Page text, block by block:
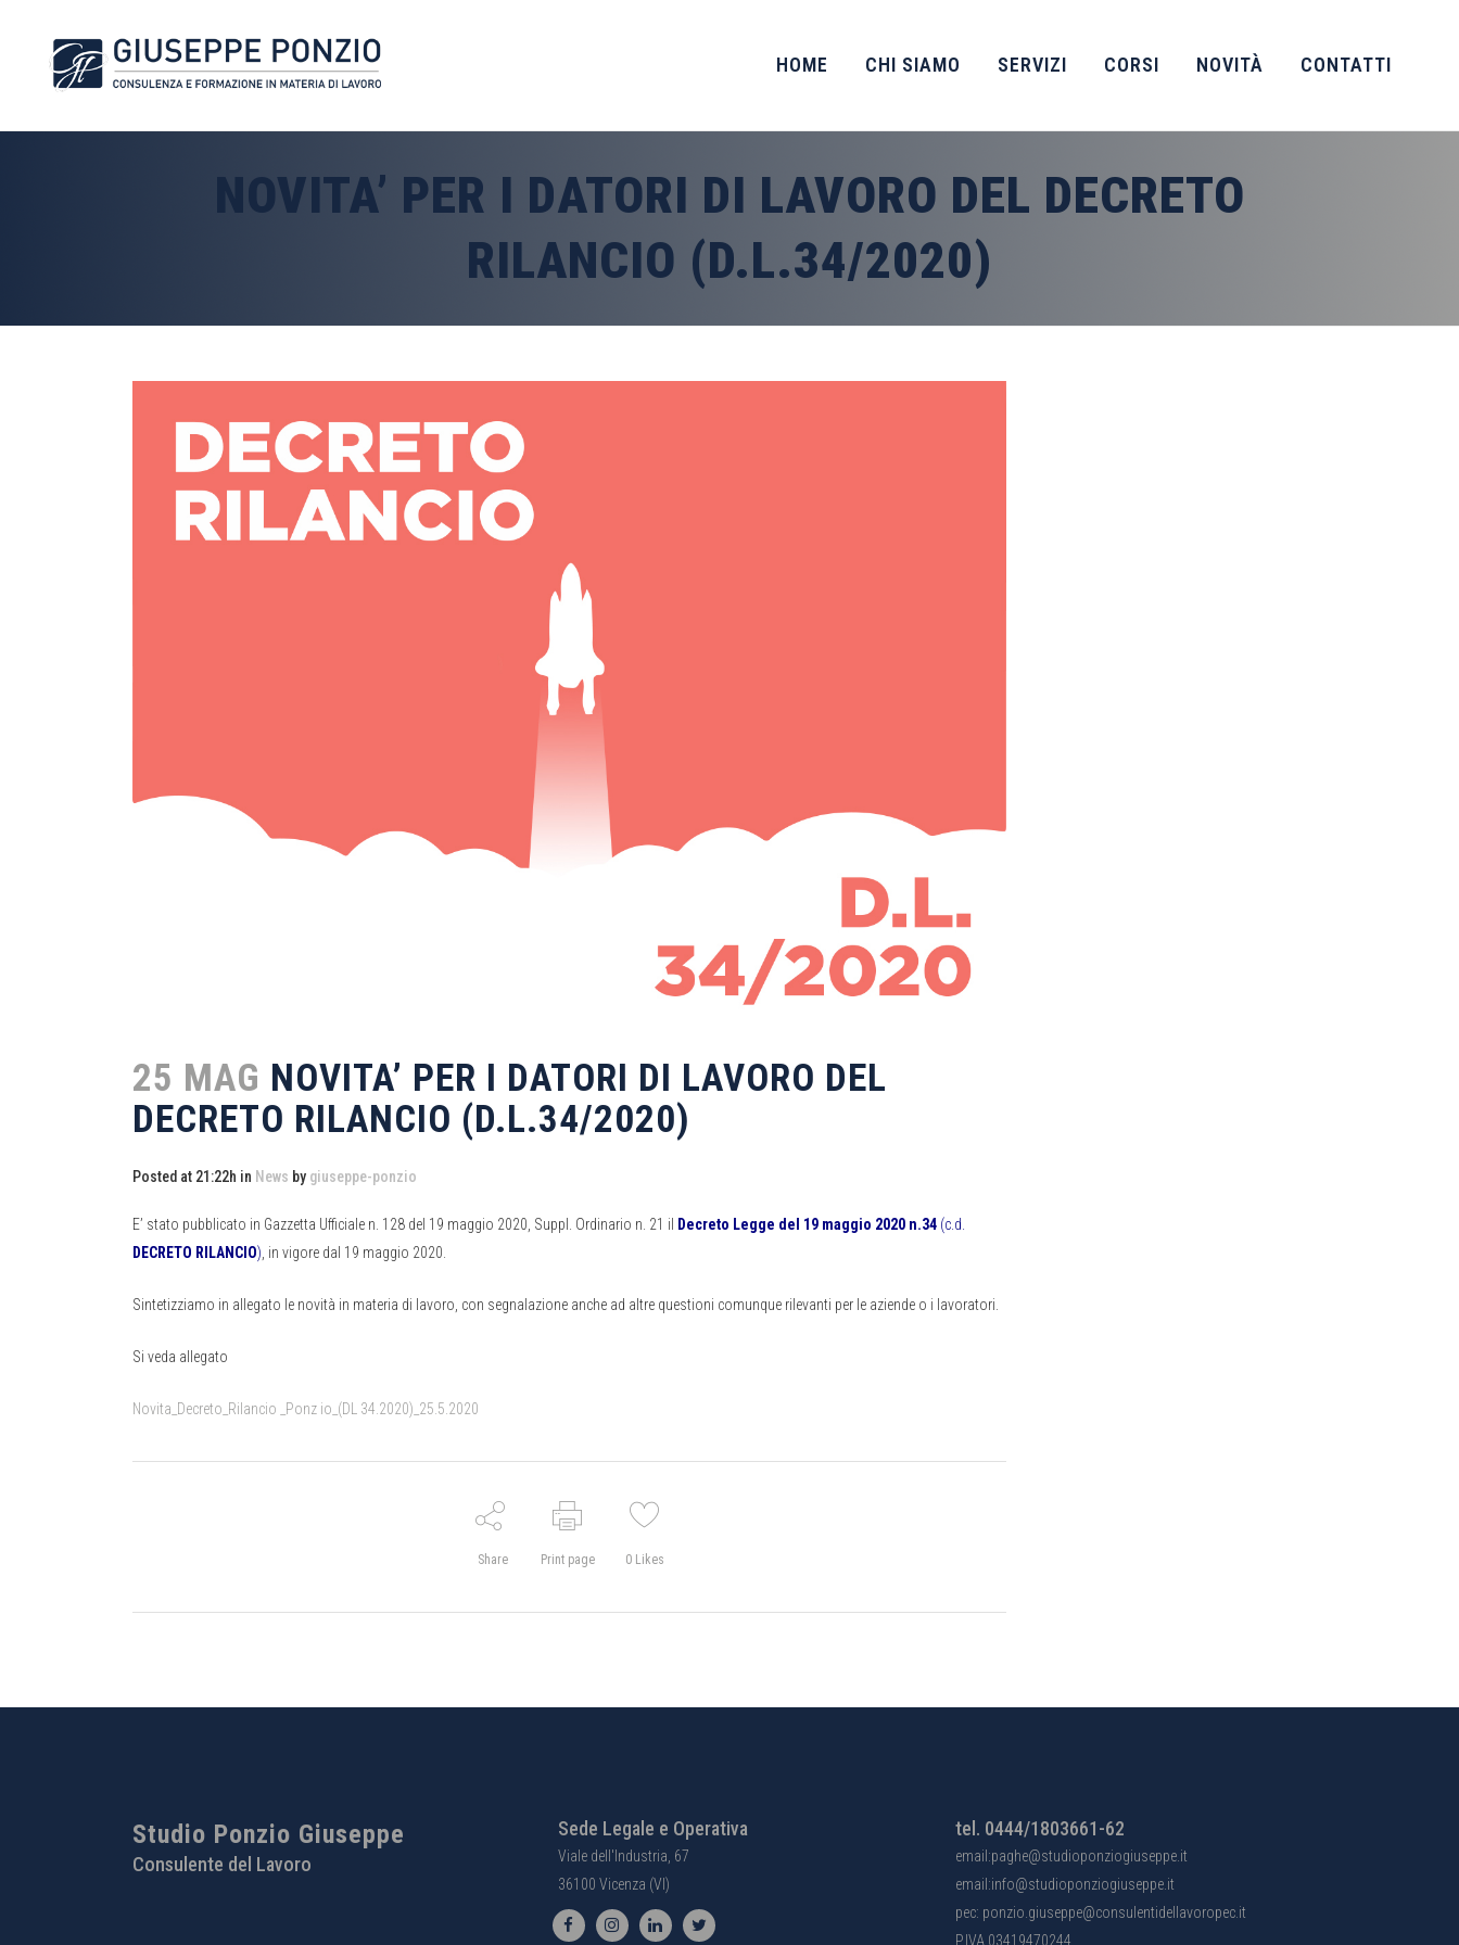
HOME CHI SIAMO SERVIZI CORSI NOVITÀ CONTATTI
NOVITA’ PER I DATORI DI LAVORO DEL DECRETO
RILANCIO (D.L.34/2020)
25 MAG NOVITA’ PER I DATORI DI LAVORO DEL
DECRETO RILANCIO (D.L.34/2020)
Posted at 21:22h in News by giuseppe-ponzio
E’ stato pubblicato in Gazzetta Ufficiale n. 128 del 19 maggio 2020, Suppl. Ordinario n. 21 il Decreto Legge del 19 maggio 2020 n.34 (c.d.
DECRETO RILANCIO) , in vigore dal 19 maggio 2020.
Sintetizziamo in allegato le novità in materia di lavoro, con segnalazione anche ad altre questioni comunque rilevanti per le aziende o i lavoratori.
Si veda allegato
Novita_Decreto_Rilancio _Ponz io_(DL 34.2020)_25.5.2020
Share Print page 0Likes
Studio Ponzio Giuseppe
Consulente del Lavoro
Sede Legale e Operativa
Viale dell'Industria, 67
36100 Vicenza (VI)
tel. 0444/1803661-62
email:paghe@studioponziogiuseppe.it
email:info@studioponziogiuseppe.it
pec: ponzio.giuseppe@consulentidellavoropec.it
P.IVA 03419470244